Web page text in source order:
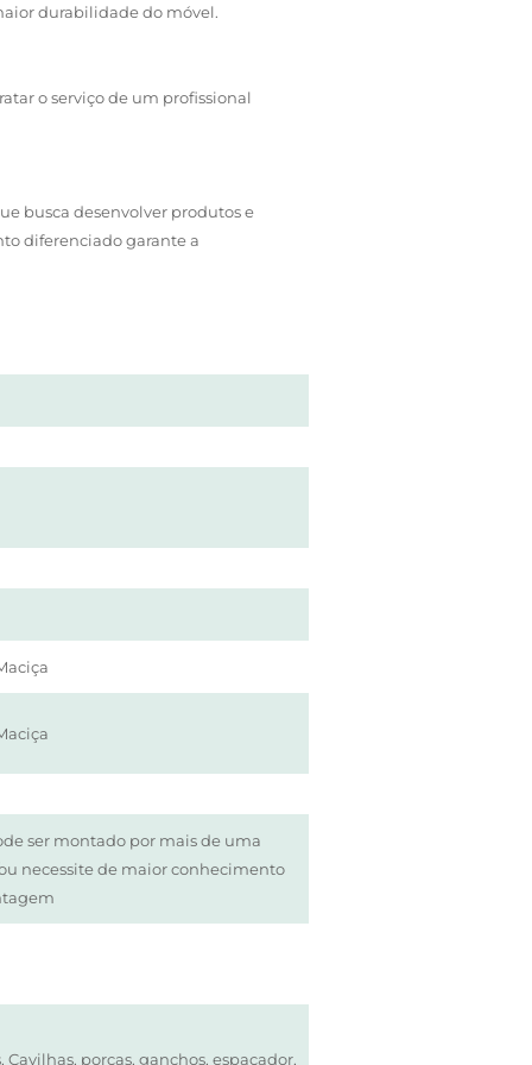
durabilidade do móvel.
o serviço de um profissional
busca desenvolver produtos e
diferenciado garante a
ser montado por mais de uma
necessite de maior conhecimento
Cavilhas, porcas, ganchos, espaçador,